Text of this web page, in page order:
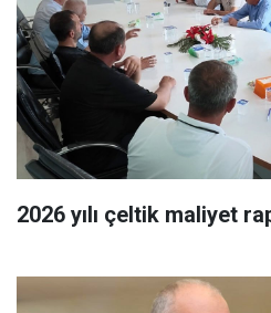
2026 yılı çeltik maliyet